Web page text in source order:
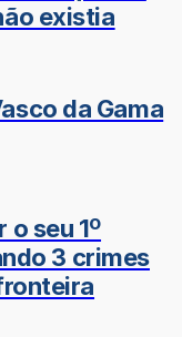
existia
da Gama
seu 1º
3 crimes